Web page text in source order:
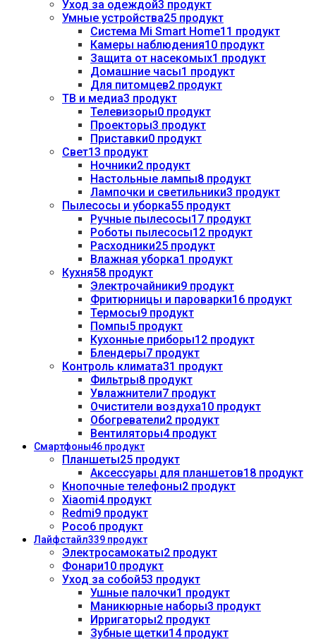
Уход за одеждой3 продукт
Умные устройства25 продукт
Система Mi Smart Home11 продукт
Камеры наблюдения10 продукт
Защита от насекомых1 продукт
Домашние часы1 продукт
Для питомцев2 продукт
ТВ и медиа3 продукт
Телевизоры0 продукт
Проекторы3 продукт
Приставки0 продукт
Свет13 продукт
Ночники2 продукт
Настольные лампы8 продукт
Лампочки и светильники3 продукт
Пылесосы и уборка55 продукт
Ручные пылесосы17 продукт
Роботы пылесосы12 продукт
Расходники25 продукт
Влажная уборка1 продукт
Кухня58 продукт
Электрочайники9 продукт
Фритюрницы и пароварки16 продукт
Термосы9 продукт
Помпы5 продукт
Кухонные приборы12 продукт
Блендеры7 продукт
Контроль климата31 продукт
Фильтры8 продукт
Увлажнители7 продукт
Очистители воздуха10 продукт
Обогреватели2 продукт
Вентиляторы4 продукт
Смартфоны46 продукт
Планшеты25 продукт
Аксессуары для планшетов18 продукт
Кнопочные телефоны2 продукт
Xiaomi4 продукт
Redmi9 продукт
Poco6 продукт
Лайфстайл339 продукт
Электросамокаты2 продукт
Фонари10 продукт
Уход за собой53 продукт
Ушные палочки1 продукт
Маникюрные наборы3 продукт
Ирригаторы2 продукт
Зубные щетки14 продукт